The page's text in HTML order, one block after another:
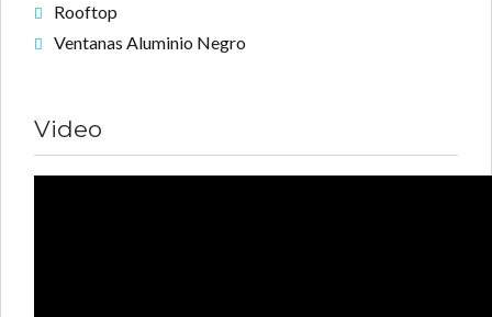
Rooftop
Ventanas Aluminio Negro
Video